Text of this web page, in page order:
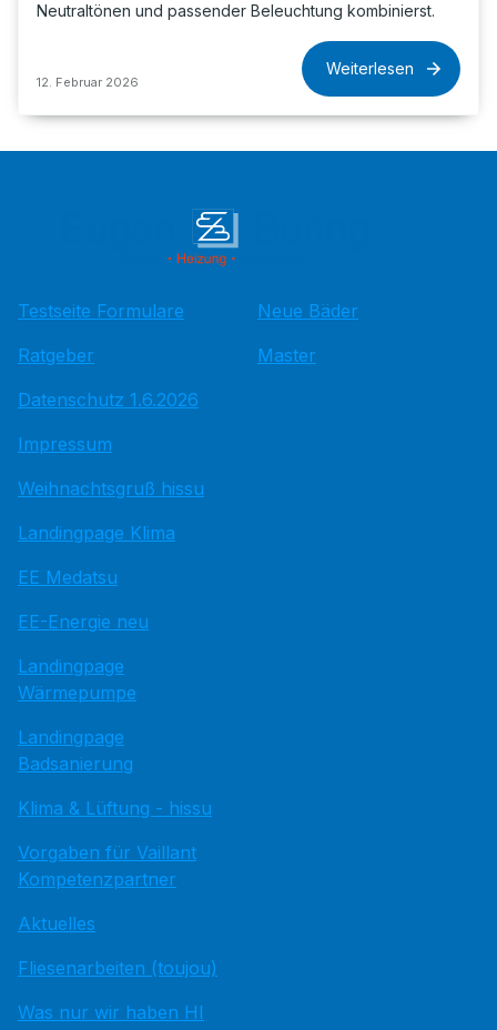
Neutraltönen und passender Beleuchtung kombinierst.
12. Februar 2026
Weiterlesen
Testseite Formulare
Ratgeber
Datenschutz 1.6.2026
Impressum
Weihnachtsgruß hissu
Landingpage Klima
EE Medatsu
EE-Energie neu
Landingpage
Wärmepumpe
Landingpage
Badsanierung
Klima & Lüftung - hissu
Vorgaben für Vaillant
Kompetenzpartner
Aktuelles
Fliesenarbeiten (toujou)
Was nur wir haben HI
Neue Bäder
Master